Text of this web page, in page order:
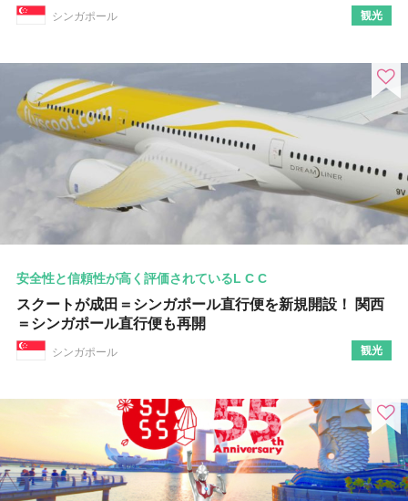
シンガポール 観光
安全性と信頼性が高く評価されているL C C
スクートが成田＝シンガポール直行便を新規開設！ 関西
＝シンガポール直行便も再開
シンガポール 観光